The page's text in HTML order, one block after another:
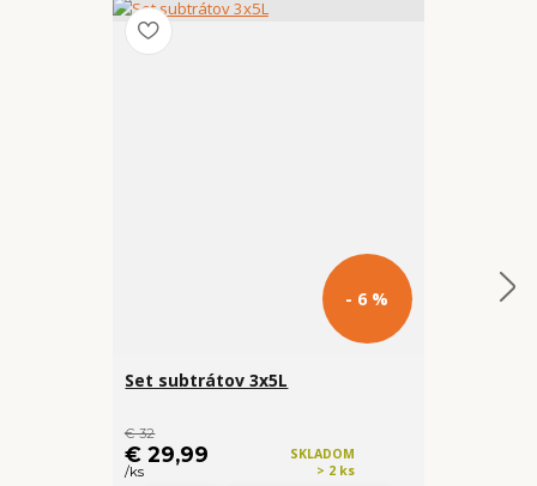
- 6 %
Set subtrátov 3x5L
€ 32
€ 29,99
/ks
SKLADOM
> 2 ks